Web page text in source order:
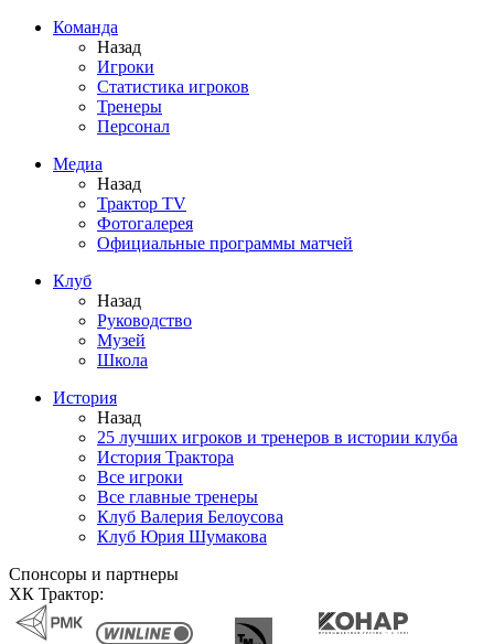
Команда
Назад
Игроки
Статистика игроков
Тренеры
Персонал
Медиа
Назад
Трактор TV
Фотогалерея
Официальные программы матчей
Клуб
Назад
Руководство
Музей
Школа
История
Назад
25 лучших игроков и тренеров в истории клуба
История Трактора
Все игроки
Все главные тренеры
Клуб Валерия Белоусова
Клуб Юрия Шумакова
Спонсоры и партнеры
ХК Трактор: